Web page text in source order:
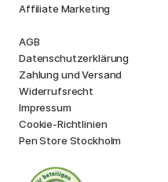
Affiliate Marketing
AGB
Datenschutzerklärung
Zahlung und Versand
Widerrufsrecht
Impressum
Cookie-Richtlinien
Pen Store Stockholm